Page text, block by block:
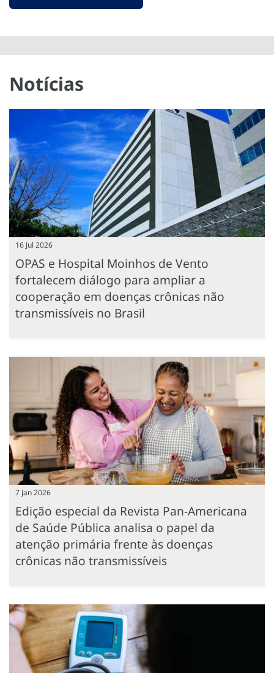
Notícias
16 Jul 2026
OPAS e Hospital Moinhos de Vento
fortalecem diálogo para ampliar a
cooperação em doenças crônicas não
transmissíveis no Brasil
7 Jan 2026
Edição especial da Revista Pan-Americana
de Saúde Pública analisa o papel da
atenção primária frente às doenças
crônicas não transmissíveis